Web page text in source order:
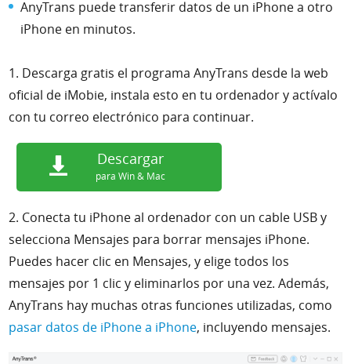
AnyTrans puede transferir datos de un iPhone a otro
iPhone en minutos.
1. Descarga gratis el programa AnyTrans desde la web
oficial de iMobie, instala esto en tu ordenador y actívalo
con tu correo electrónico para continuar.
Descargar
para Win & Mac
2. Conecta tu iPhone al ordenador con un cable USB y
selecciona Mensajes para borrar mensajes iPhone.
Puedes hacer clic en Mensajes, y elige todos los
mensajes por 1 clic y eliminarlos por una vez. Además,
AnyTrans hay muchas otras funciones utilizadas, como
pasar datos de iPhone a iPhone, incluyendo mensajes.